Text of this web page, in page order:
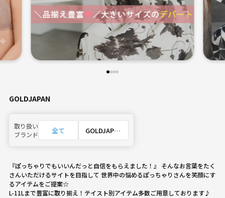
GOLDJAPAN
取り扱い
ブランド
全て
GOLDJAPA
N
『ぽっちゃりでもいいんだっと自信をもらえました！』 そんなお言葉をたく
さんいただけるサイトを目指して 世界中の悩めるぽっちゃりさんを笑顔にす
るアイテムをご提案☆
L-11Lまで豊富に取り揃え！テイスト別アイテム多数ご用意しております♪